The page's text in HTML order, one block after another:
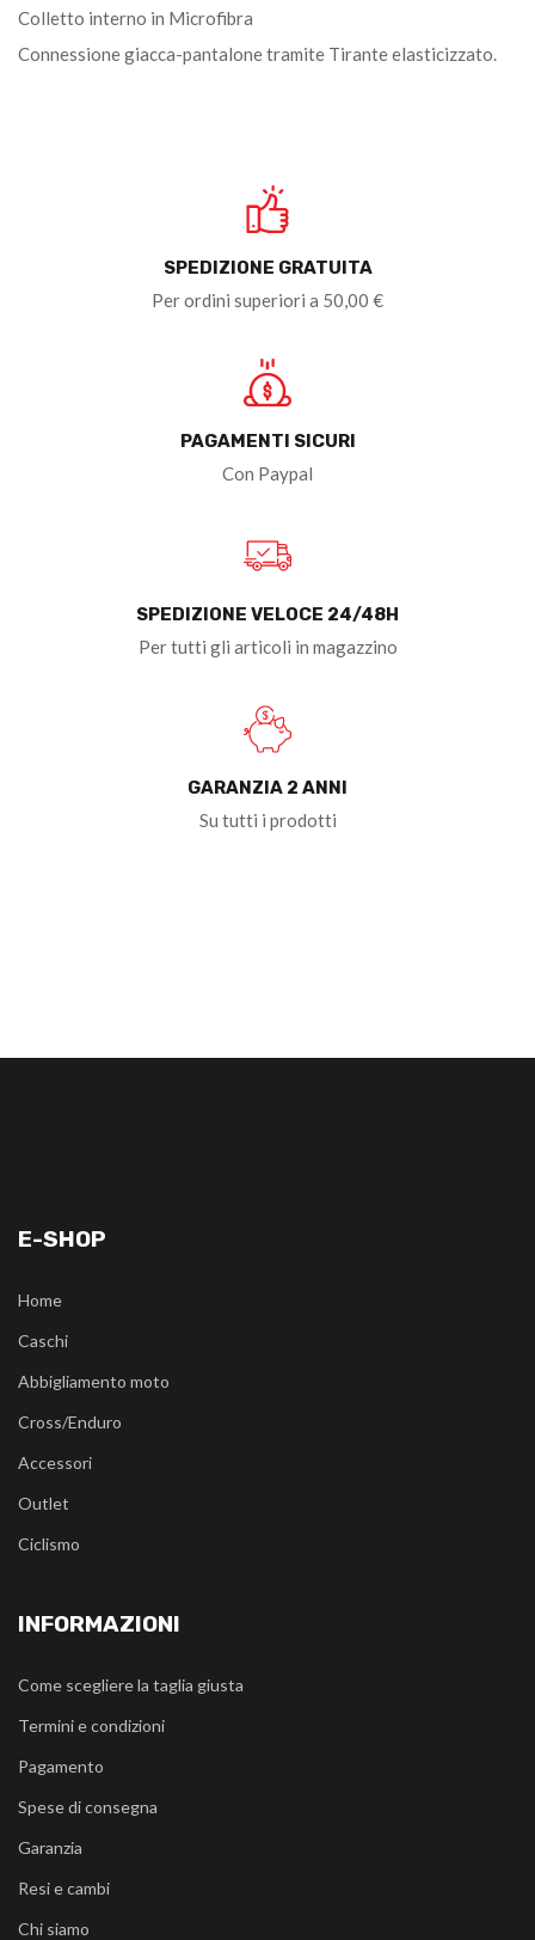
Colletto interno in Microfibra
Connessione giacca-pantalone tramite Tirante elasticizzato.
SPEDIZIONE GRATUITA
Per ordini superiori a 50,00 €
PAGAMENTI SICURI
Con Paypal
SPEDIZIONE VELOCE 24/48H
Per tutti gli articoli in magazzino
GARANZIA 2 ANNI
Su tutti i prodotti
E-SHOP
Home
Caschi
Abbigliamento moto
Cross/Enduro
Accessori
Outlet
Ciclismo
INFORMAZIONI
Come scegliere la taglia giusta
Termini e condizioni
Pagamento
Spese di consegna
Garanzia
Resi e cambi
Chi siamo